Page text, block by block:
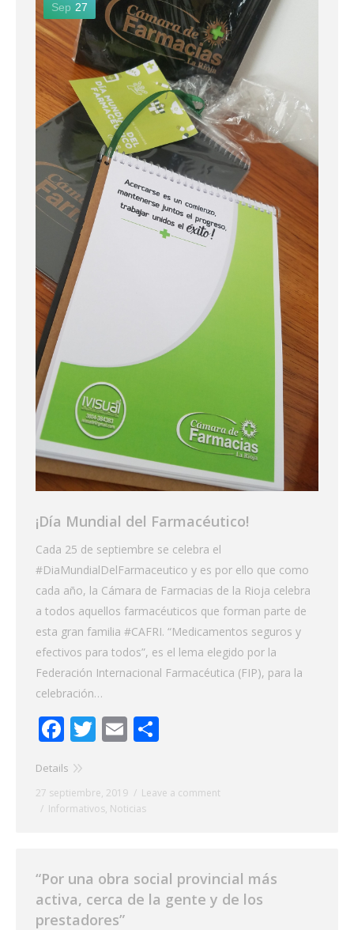
Sep 27
¡Día Mundial del Farmacéutico!
Cada 25 de septiembre se celebra el
#DiaMundialDelFarmaceutico y es por ello que como
cada año, la Cámara de Farmacias de la Rioja celebra
a todos aquellos farmacéuticos que forman parte de
esta gran familia #CAFRI. “Medicamentos seguros y
efectivos para todos”, es el lema elegido por la
Federación Internacional Farmacéutica (FIP), para la
celebración…
Facebook
Twitter
Email
Details
27 septiembre, 2019
Leave a comment
Informativos, Noticias
“Por una obra social provincial más
activa, cerca de la gente y de los
prestadores”